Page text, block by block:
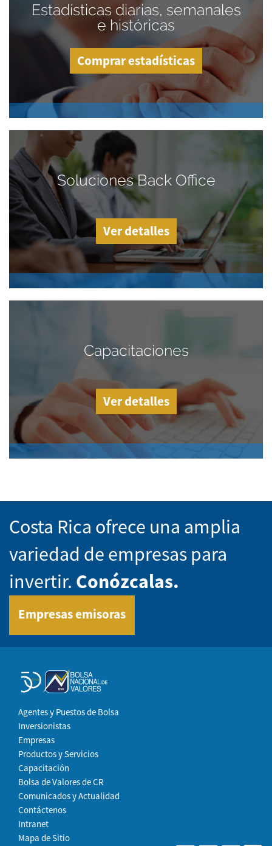
Estadísticas diarias, semanales
e históricas
Comprar estadísticas
Soluciones Back Office
Ver detalles
Capacitaciones
Ver detalles
Costa Rica ofrece una amplia
variedad de empresas para
invertir. Conózcalas.
Empresas emisoras
Agentes y Puestos de Bolsa
Inversionistas
Empresas
Productos y Servicios
Capacitación
Bolsa de Valores de CR
Comunicados y Actualidad
Contáctenos
Intranet
Mapa de Sitio